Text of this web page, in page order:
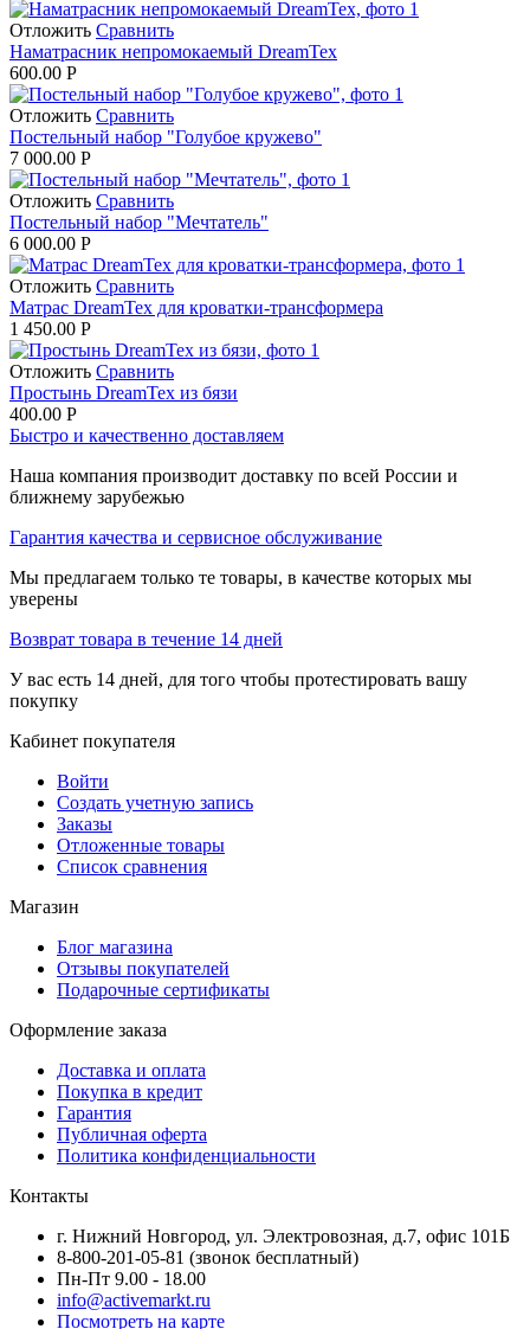
Отложить Сравнить
Наматрасник непромокаемый DreamTex
600.00 Р
Отложить Сравнить
Постельный набор "Голубое кружево"
7 000.00 Р
Отложить Сравнить
Постельный набор "Мечтатель"
6 000.00 Р
Отложить Сравнить
Матрас DreamTex для кроватки-трансформера
1 450.00 Р
Отложить Сравнить
Простынь DreamTex из бязи
400.00 Р
Быстро и качественно доставляем
Наша компания производит доставку по всей России и
ближнему зарубежью
Гарантия качества и сервисное обслуживание
Мы предлагаем только те товары, в качестве которых мы
уверены
Возврат товара в течение 14 дней
У вас есть 14 дней, для того чтобы протестировать вашу
покупку
Кабинет покупателя
Войти
Создать учетную запись
Заказы
Отложенные товары
Список сравнения
Магазин
Блог магазина
Отзывы покупателей
Подарочные сертификаты
Оформление заказа
Доставка и оплата
Покупка в кредит
Гарантия
Публичная оферта
Политика конфиденциальности
Контакты
г. Нижний Новгород, ул. Электровозная, д.7, офис 101Б
8-800-201-05-81 (звонок бесплатный)
Пн-Пт 9.00 - 18.00
info@activemarkt.ru
Посмотреть на карте